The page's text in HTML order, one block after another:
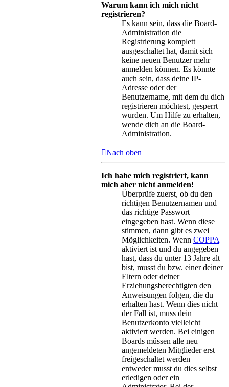
Warum kann ich mich nicht
registrieren?
Es kann sein, dass die Board-
Administration die
Registrierung komplett
ausgeschaltet hat, damit sich
keine neuen Benutzer mehr
anmelden können. Es könnte
auch sein, dass deine IP-
Adresse oder der
Benutzername, mit dem du dich
registrieren möchtest, gesperrt
wurden. Um Hilfe zu erhalten,
wende dich an die Board-
Administration.
Nach oben
Ich habe mich registriert, kann
mich aber nicht anmelden!
Überprüfe zuerst, ob du den
richtigen Benutzernamen und
das richtige Passwort
eingegeben hast. Wenn diese
stimmen, dann gibt es zwei
Möglichkeiten. Wenn COPPA
aktiviert ist und du angegeben
hast, dass du unter 13 Jahre alt
bist, musst du bzw. einer deiner
Eltern oder deiner
Erziehungsberechtigten den
Anweisungen folgen, die du
erhalten hast. Wenn dies nicht
der Fall ist, muss dein
Benutzerkonto vielleicht
aktiviert werden. Bei einigen
Boards müssen alle neu
angemeldeten Mitglieder erst
freigeschaltet werden –
entweder musst du dies selbst
erledigen oder ein